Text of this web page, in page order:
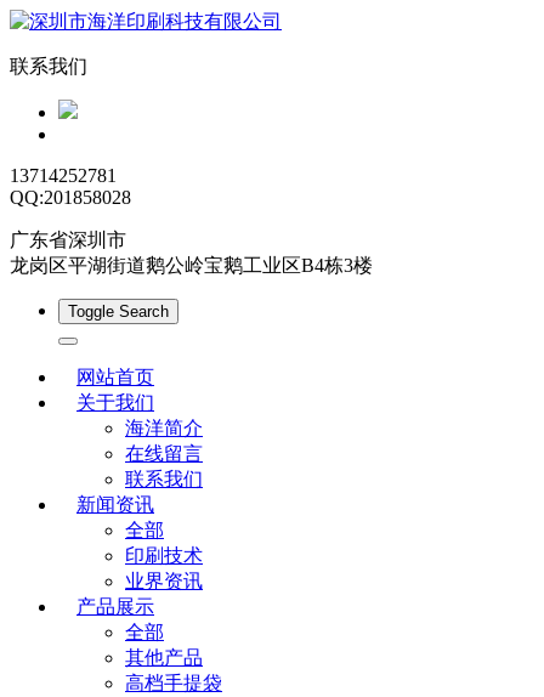
联系我们
13714252781
QQ:201858028
广东省深圳市
龙岗区平湖街道鹅公岭宝鹅工业区B4栋3楼
Toggle Search
网站首页
关于我们
海洋简介
在线留言
联系我们
新闻资讯
全部
印刷技术
业界资讯
产品展示
全部
其他产品
高档手提袋